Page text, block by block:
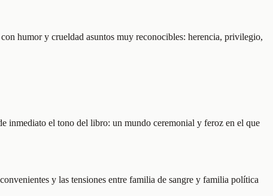
humor y crueldad asuntos muy reconocibles: herencia, privilegio,
inmediato el tono del libro: un mundo ceremonial y feroz en el que
y las tensiones entre familia de sangre y familia política